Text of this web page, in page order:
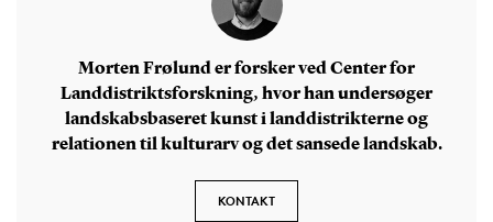
Morten Frølund er forsker ved Center for
Landdistriktsforskning, hvor han undersøger
landskabsbaseret kunst i landdistrikterne og
relationen til kulturarv og det sansede landskab.
KONTAKT